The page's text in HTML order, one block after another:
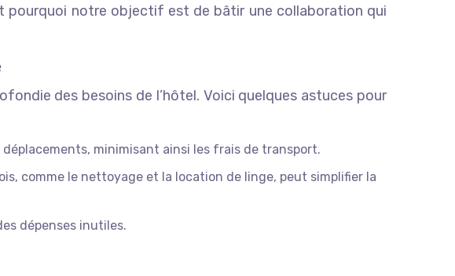
pourquoi notre objectif est de bâtir une collaboration qui
des besoins de l’hôtel. Voici quelques astuces pour
minimisant ainsi les frais de transport.
comme le nettoyage et la location de linge, peut simplifier la
dépenses inutiles.